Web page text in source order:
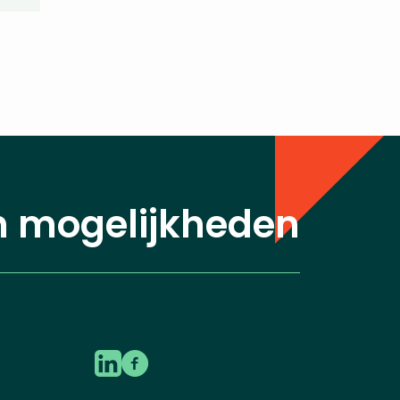
mogelijkheden